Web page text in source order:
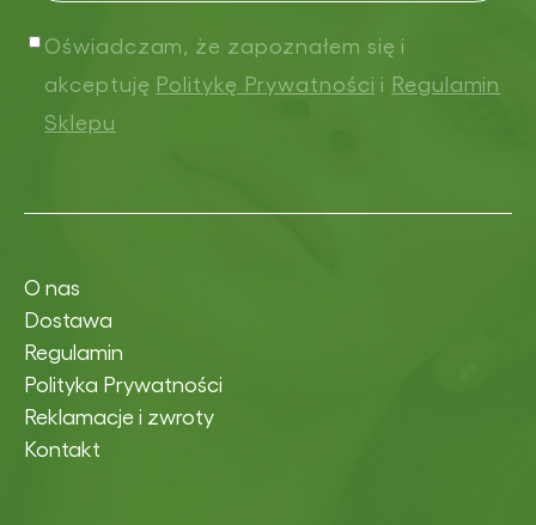
Oświadczam, że zapoznałem się i
akceptuję Politykę Prywatności i Regulamin
Sklepu
O nas
Dostawa
Regulamin
Polityka Prywatności
Reklamacje i zwroty
Kontakt